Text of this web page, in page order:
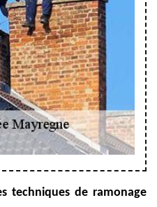
techniques de ramonage